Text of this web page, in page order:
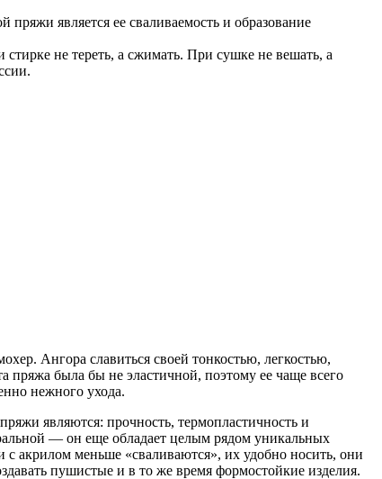
является ее сваливаемость и образование
не тереть, а сжимать. При сушке не вешать, а
Ангора славиться своей тонкостью, легкостью,
пряжа была бы не эластичной, поэтому ее чаще всего
нежного ухода.
являются: прочность, термопластичность и
— он еще обладает целым рядом уникальных
акрилом меньше «сваливаются», их удобно носить, они
пушистые и в то же время формостойкие изделия.